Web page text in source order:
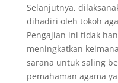
Selanjutnya,
dihadiri oleh tokoh
Pengajian ini tidak
meningkatkan
sarana untuk saling
pemahaman agama